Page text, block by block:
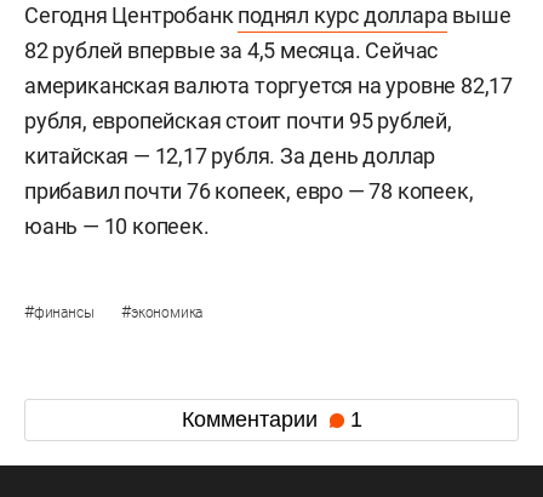
Сегодня Центробанк поднял курс доллара выше
82 рублей впервые за 4,5 месяца. Сейчас
американская валюта торгуется на уровне 82,17
рубля, европейская стоит почти 95 рублей,
китайская — 12,17 рубля. За день доллар
прибавил почти 76 копеек, евро — 78 копеек,
юань — 10 копеек.
#финансы #экономика
Комментарии 1